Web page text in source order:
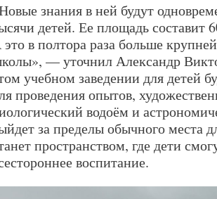
знания в ней будут
детей. Ее площадь составит
в полтора раза больше
— уточнил Александр
учебном заведении для детей
проведения опытов,
водоём и
за пределы обычного места
пространством, где дети
воспитание.